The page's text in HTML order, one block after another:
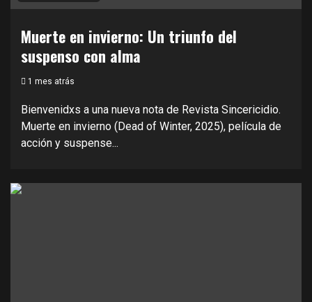
Muerte en invierno: Un triunfo del
suspenso con alma
1 mes atrás
Bienvenidxs a una nueva nota de Revista Sincericidio.
Muerte en invierno (Dead of Winter, 2025), película de
acción y suspense...